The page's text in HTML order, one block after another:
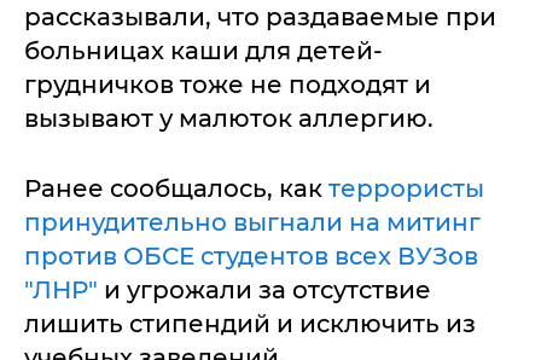
рассказывали, что раздаваемые при
больницах каши для детей-
грудничков тоже не подходят и
вызывают у малюток аллергию.
Ранее сообщалось, как террористы
принудительно выгнали на митинг
против ОБСЕ студентов всех ВУЗов
"ЛНР" и угрожали за отсутствие
лишить стипендий и исключить из